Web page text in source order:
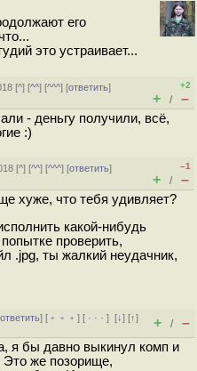
его
это устраивает...
[^] [^^] [^^^] [ответить]
+2
+ / –
- деньгу получили, всё,
:)
[^] [^^] [^^^] [ответить]
–1
+ / –
хуже, что тебя удивляет?
какой-нибудь
проверить,
.jpg, ты жалкий неудачник,
ответить] [ ﹢﹢﹢] [ · · ·][↓] [↑]
+ / –
я бы давно выкинул комп и
Это же позорище,